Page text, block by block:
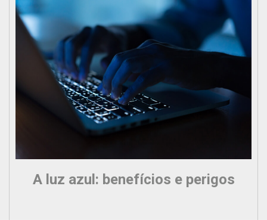
A luz azul: benefícios e perigos